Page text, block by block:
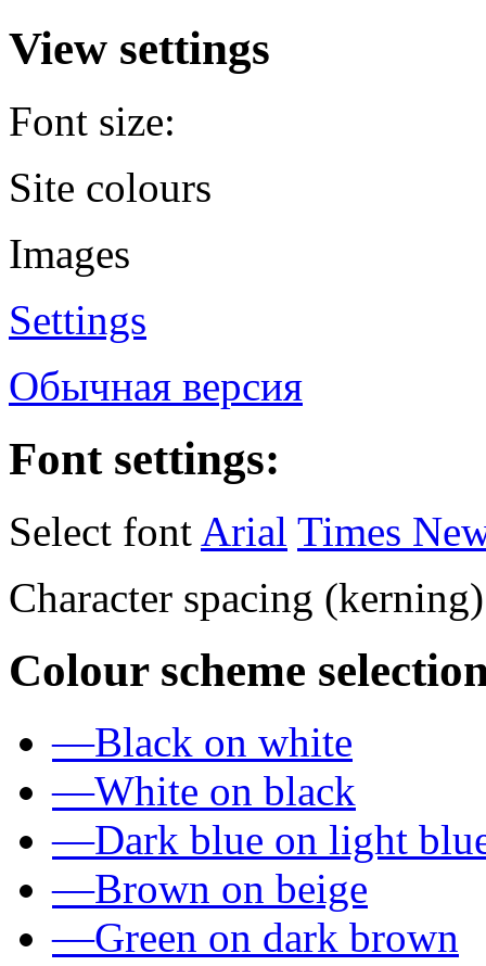
View settings
Font size:
Site colours
Images
Settings
Обычная версия
Font settings:
Select font Arial Times
Character spacing
Colour scheme
—Black on white
—White on black
—Dark blue on light
—Brown on beige
—Green on dark brown